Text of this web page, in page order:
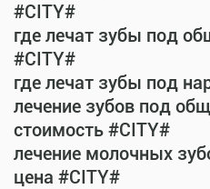
#CITY#
где лечат зубы под
#CITY#
где лечат зубы под
лечение зубов под
стоимость #CITY#
лечение молочных
цена #CITY#